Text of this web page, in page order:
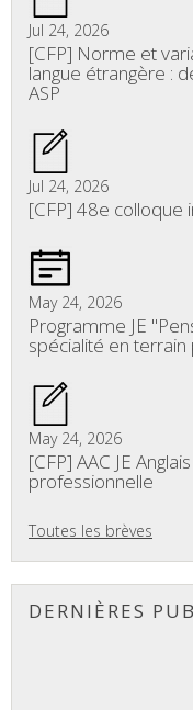
Jul 24, 2026
[CFP] Norme et
langue étrangère :
ASP
Jul 24, 2026
[CFP] 48e colloque
May 24, 2026
Programme JE
spécialité en
May 24, 2026
[CFP] AAC JE
professionnelle
Toutes les brèves
DERNIÈRES